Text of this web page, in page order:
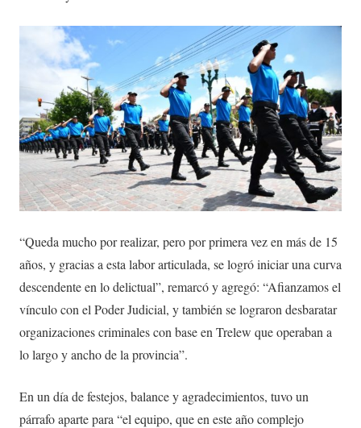
“Queda mucho por realizar, pero por primera vez en más de 15
años, y gracias a esta labor articulada, se logró iniciar una curva
descendente en lo delictual”, remarcó y agregó: “Afianzamos el
vínculo con el Poder Judicial, y también se lograron desbaratar
organizaciones criminales con base en Trelew que operaban a
lo largo y ancho de la provincia”.
En un día de festejos, balance y agradecimientos, tuvo un
párrafo aparte para “el equipo, que en este año complejo